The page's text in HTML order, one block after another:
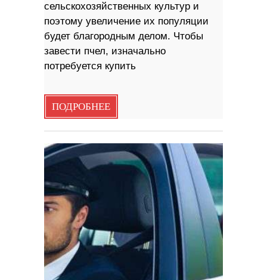
сельскохозяйственных культур и
поэтому увеличение их популяции
будет благородным делом. Чтобы
завести пчел, изначально
потребуется купить
ПОДРОБНЕЕ